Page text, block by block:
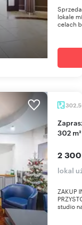
lokale
celach
Zapraszam do inwestycyjnego lokalu biurowego
302
2
lokal
ZAKUP
studio